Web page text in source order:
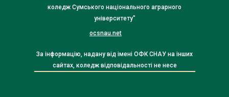
коледж Сумського національного аграрного
університету"
ocsnau.net
За інформацію, надану від імені ОФК СНАУ на інших
сайтах, коледж відповідальності не несе